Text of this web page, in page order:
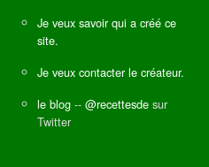
Je veux savoir qui a créé ce
site.
Je veux contacter le créateur.
le blog -- @recettesde sur
Twitter